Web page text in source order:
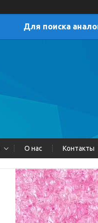
Для поиска
О нас Контакты